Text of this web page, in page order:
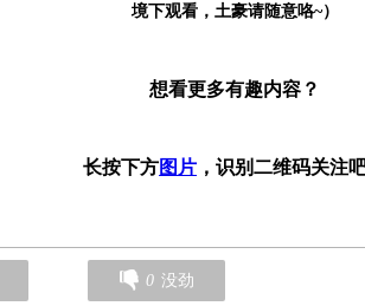
境下观看，土豪请随意咯~）
想看更多有趣内容？
长按下方图片 ，识别二维码关注
0 没劲